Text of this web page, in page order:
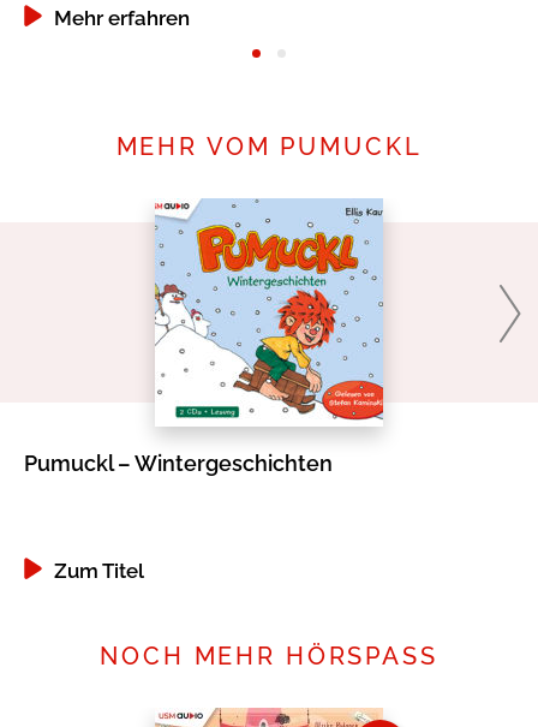
Mehr erfahren
MEHR VOM PUMUCKL
Pumuckl – Wintergeschichten
Zum Titel
NOCH MEHR HÖRSPASS